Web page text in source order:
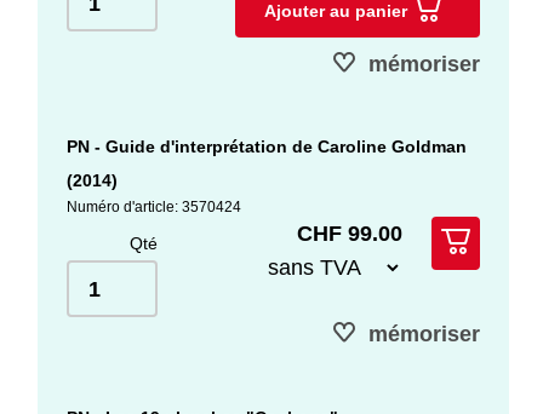
Ajouter au panier
mémoriser
PN - Guide d'interprétation de Caroline Goldman
(2014)
Numéro d'article: 3570424
Qté CHF 99.00
mémoriser